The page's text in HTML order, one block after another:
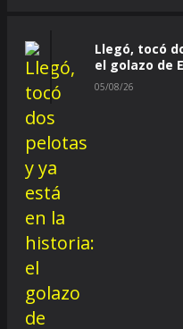
Llegó, tocó
el golazo de
05/08/26